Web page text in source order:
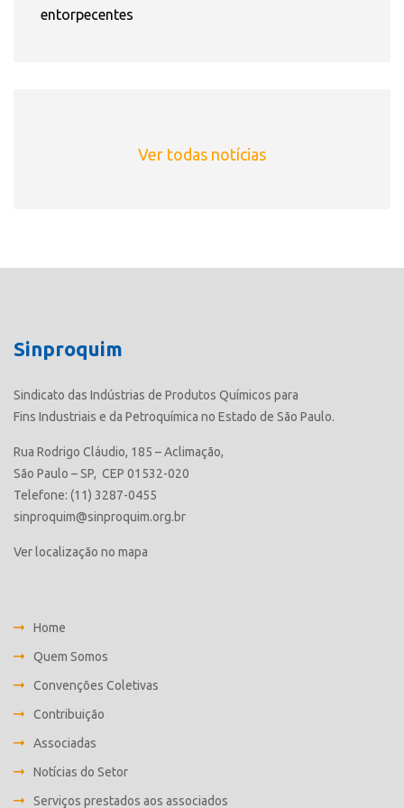
entorpecentes
Ver todas notícias
Sinproquim
Sindicato das Indústrias de Produtos Químicos para
Fins Industriais e da Petroquímica no Estado de São Paulo.
Rua Rodrigo Cláudio, 185 – Aclimação,
São Paulo – SP, CEP 01532-020
Telefone: (11) 3287-0455
sinproquim@sinproquim.org.br
Ver localização no mapa
Home
Quem Somos
Convenções Coletivas
Contribuição
Associadas
Notícias do Setor
Serviços prestados aos associados